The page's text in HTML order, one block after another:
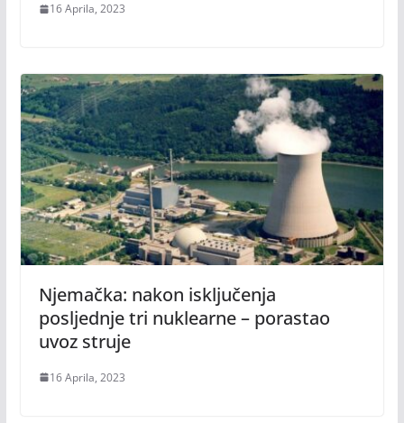
16 Aprila, 2023
Njemačka: nakon isključenja
posljednje tri nuklearne – porastao
uvoz struje
16 Aprila, 2023